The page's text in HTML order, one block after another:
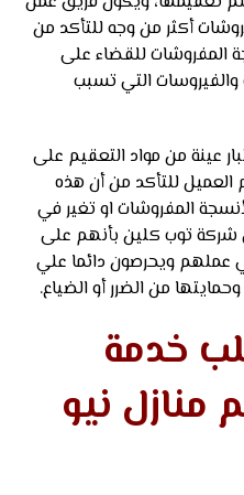
أكثر من وجه للتأكد من
المفروشات للقضاء على
والفيروسات التي تسبب
عينة من مواد التعقيم على
العميل للتأكد من أن هذه
المفروشات او تغير في
شركة توب كلين بأنهم على
عملهم ويحرصون دائما علي
من الضرر أو الضياع.
خدمة
نيو